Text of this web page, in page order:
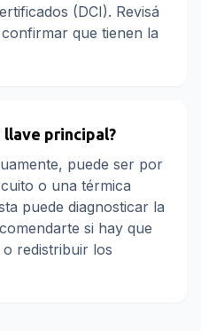
(DCI). Revisá
que tienen la
llave principal?
puede ser por
o una térmica
puede diagnosticar la
si hay que
redistribuir los